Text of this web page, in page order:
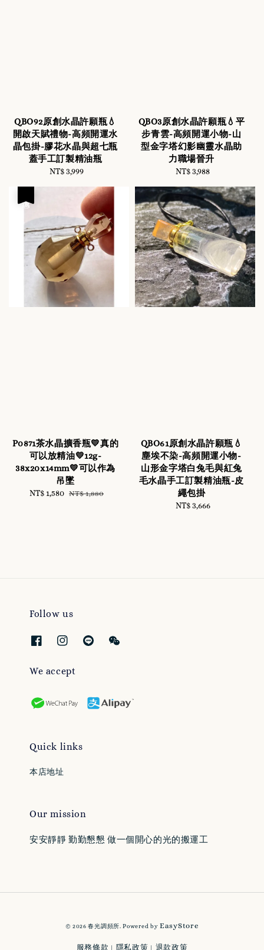
QBO92原創水晶許願瓶💧
開啟天賦禮物-高頻開運水
晶包掛-膠花水晶與超七瓶
蓋手工訂製精油瓶
Regular
NT$ 3,999
QBO3原創水晶許願瓶💧平
步青雲-高頻開運小物-山
型金字塔幻影幽靈水晶助
力職場晉升
Regular
NT$ 3,988
P0871茶水晶擴香瓶💛真的
可以放精油💛12g-
38x20x14mm💛可以作為
吊墜
Sale
NT$ 1,580 Regular
NT$ 1,880
QBO61原創水晶許願瓶💧
塵埃不染-高頻開運小物-
山形金字塔白兔毛與紅兔
毛水晶手工訂製精油瓶-皮
繩包掛
Regular
NT$ 3,666
Follow us
We accept
Quick links
本店地址
Our mission
安安靜靜 勤勤懇懇 做一個開心的光的搬運工
© 2026 春光調頻所. Powered byEasyStore
服務條款 隱私政策 退款政策